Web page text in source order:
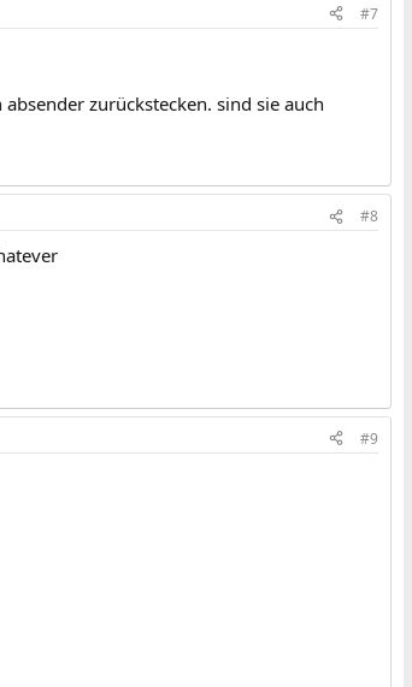
#7
zurückstecken. sind sie auch
#8
#9